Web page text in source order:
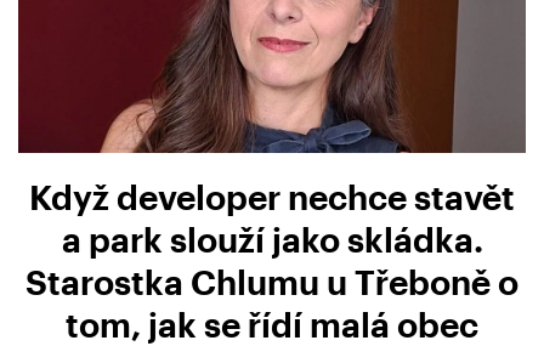
Když developer nechce stavět
a park slouží jako skládka.
Starostka Chlumu u Třeboně o
tom, jak se řídí malá obec